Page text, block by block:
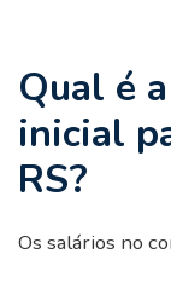
Qual é
inicial
RS?
Os salários no